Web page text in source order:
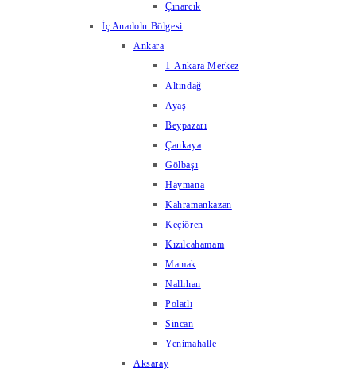
Çınarcık
İç Anadolu Bölgesi
Ankara
1-Ankara Merkez
Altındağ
Ayaş
Beypazarı
Çankaya
Gölbaşı
Haymana
Kahramankazan
Keçiören
Kızılcahamam
Mamak
Nallıhan
Polatlı
Sincan
Yenimahalle
Aksaray